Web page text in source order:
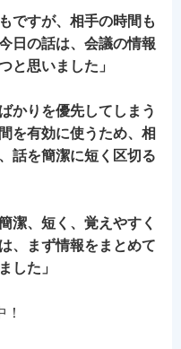
ですが、相手の時間も
日の話は、会議の情報
と思いました」
かりを優先してしまう
を有効に使うため、相
話を簡潔に短く区切る
潔、短く、覚えやすく
、まず情報をまとめて
した」